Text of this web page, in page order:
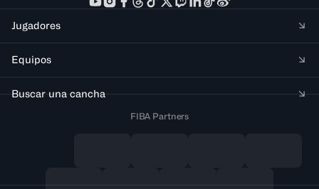
Jugadores
Equipos
Buscar una cancha
FIBA Partners